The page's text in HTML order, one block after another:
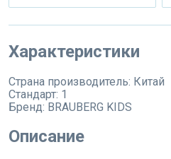
Характеристики
Страна производитель: Китай
Стандарт: 1
Бренд: BRAUBERG KIDS
Описание